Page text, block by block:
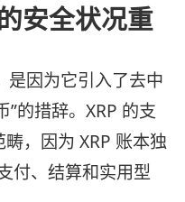
安全状况重
是因为它引入了去中
”的措辞。XRP 的支
，因为 XRP 账本独
付、结算和实用型